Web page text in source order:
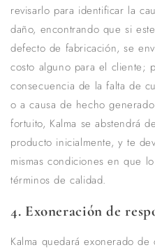
revisarlo para identificar la
daño, encontrando que si
defecto de fabricación, se
costo alguno para el cliente;
consecuencia de la falta de
o a causa de hecho
fortuito, Kalma se abstendrá
producto inicialmente, y te
mismas condiciones en que
términos de calidad.
4. Exoneración de
Kalma quedará exonerado